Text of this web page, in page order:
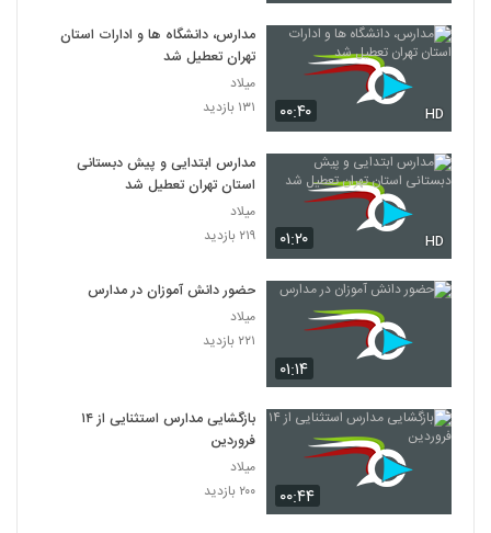
۰۰:۴۰ HD
مدارس، دانشگاه ها و ادارات استان
تهران تعطیل شد
میلاد
۱۳۱ بازدید
۰۱:۲۰ HD
مدارس ابتدایی و پیش دبستانی
استان تهران تعطیل شد
میلاد
۲۱۹ بازدید
۰۱:۱۴
حضور دانش آموزان در مدارس
میلاد
۲۲۱ بازدید
۰۰:۴۴
بازگشایی مدارس استثنایی از ۱۴
فروردین
میلاد
۲۰۰ بازدید